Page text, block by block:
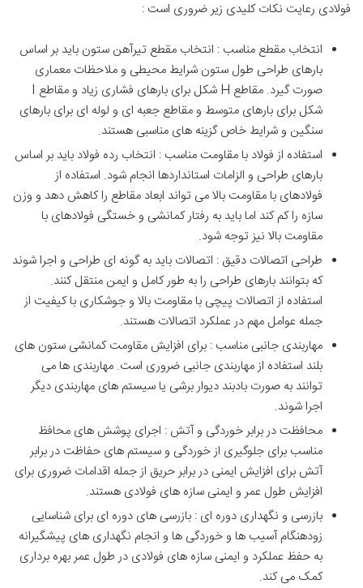
فولادی رعایت نکات کلیدی زیر ضروری است :
انتخاب مقطع مناسب : انتخاب مقطع تیرآهن ستون باید بر اساس
بارهای طراحی طول ستون شرایط محیطی و ملاحظات معماری
صورت گیرد. مقاطع H شکل برای بارهای فشاری زیاد و مقاطع I
شکل برای بارهای متوسط و مقاطع جعبه ای و لوله ای برای بارهای
سنگین و شرایط خاص گزینه های مناسبی هستند.
استفاده از فولاد با مقاومت مناسب : انتخاب رده فولاد باید بر اساس
بارهای طراحی و الزامات استانداردها انجام شود. استفاده از
فولادهای با مقاومت بالا می تواند ابعاد مقاطع را کاهش دهد و وزن
سازه را کم کند اما باید به رفتار کمانشی و خستگی فولادهای با
مقاومت بالا نیز توجه شود.
طراحی اتصالات دقیق : اتصالات باید به گونه ای طراحی و اجرا شوند
که بتوانند بارهای طراحی را به طور کامل و ایمن منتقل کنند.
استفاده از اتصالات پیچی با مقاومت بالا و جوشکاری با کیفیت از
جمله عوامل مهم در عملکرد اتصالات هستند.
مهاربندی جانبی مناسب : برای افزایش مقاومت کمانشی ستون های
بلند استفاده از مهاربندی جانبی ضروری است. مهاربندی ها می
توانند به صورت بادبند دیوار برشی یا سیستم های مهاربندی دیگر
اجرا شوند.
محافظت در برابر خوردگی و آتش : اجرای پوشش های محافظ
مناسب برای جلوگیری از خوردگی و سیستم های حفاظت در برابر
آتش برای افزایش ایمنی در برابر حریق از جمله اقدامات ضروری برای
افزایش طول عمر و ایمنی سازه های فولادی هستند.
بازرسی و نگهداری دوره ای : بازرسی های دوره ای برای شناسایی
زودهنگام آسیب ها و خوردگی ها و انجام نگهداری های پیشگیرانه
به حفظ عملکرد و ایمنی سازه های فولادی در طول عمر بهره برداری
کمک می کند.